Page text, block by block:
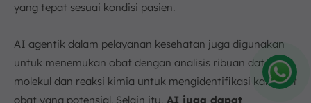
yang tepat sesuai kondisi pasien.
AI agentik dalam pelayanan kesehatan juga digunakan
untuk menemukan obat dengan analisis ribuan data
molekul dan reaksi kimia untuk mengidentifikasi kandidat
obat yang potensial. Selain itu, AI juga dapat